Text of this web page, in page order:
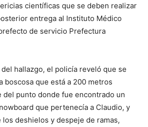
científicas que se deben realizar
entrega al Instituto Médico
de servicio Prefectura
hallazgo, el policía reveló que se
boscosa que está a 200 metros
del punto donde fue encontrado un
que pertenecía a Claudio, y
los deshielos y despeje de ramas,